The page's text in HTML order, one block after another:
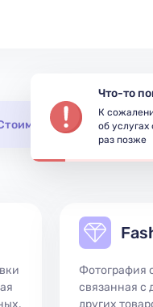
съёмки
Фотография
связанная с
других
Что-то
К
об
раз позже